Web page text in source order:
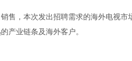
售，本次发出招聘需求的海外电视市
产业链条及海外客户。